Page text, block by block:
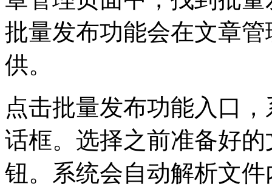
批量发布功能会在文章
供。
点击批量发布功能入口
话框。选择之前准备好
钮。系统会自动解析文